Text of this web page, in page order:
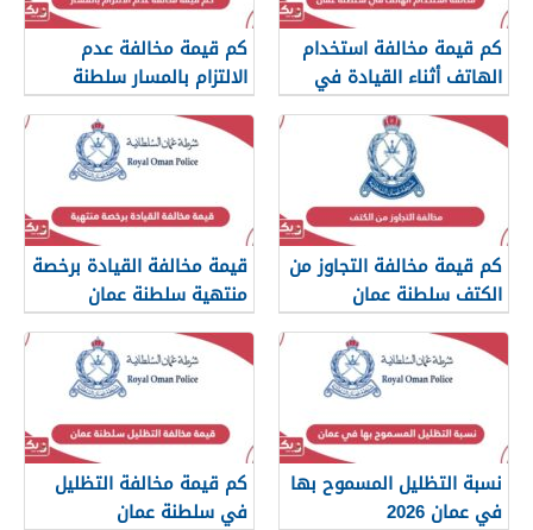
كم قيمة مخالفة استخدام
الهاتف أثناء القيادة في
سلطنة عمان
كم قيمة مخالفة عدم
الالتزام بالمسار سلطنة
عمان
كم قيمة مخالفة التجاوز من
الكتف سلطنة عمان
قيمة مخالفة القيادة برخصة
منتهية سلطنة عمان
نسبة التظليل المسموح بها
في عمان 2026
كم قيمة مخالفة التظليل
في سلطنة عمان